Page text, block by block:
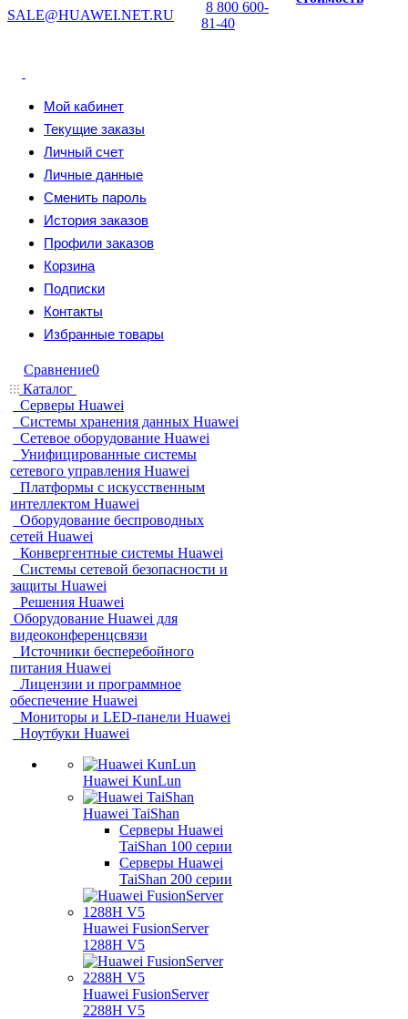
SALE@HUAWEI.NET.RU
8 800 600-
81-40
Мой кабинет
Текущие заказы
Личный счет
Личные данные
Сменить пароль
История заказов
Профили заказов
Корзина
Подписки
Контакты
Избранные товары
Сравнение0
Каталог
Серверы Huawei
Системы хранения данных Huawei
Сетевое оборудование Huawei
Унифицированные системы
сетевого управления Huawei
Платформы с искусственным
интеллектом Huawei
Оборудование беспроводных
сетей Huawei
Конвергентные системы Huawei
Системы сетевой безопасности и
защиты Huawei
Решения Huawei
Оборудование Huawei для
видеоконференцсвязи
Источники бесперебойного
питания Huawei
Лицензии и программное
обеспечение Huawei
Мониторы и LED-панели Huawei
Ноутбуки Huawei
Huawei KunLun
Huawei TaiShan
Серверы Huawei
TaiShan 100 серии
Серверы Huawei
TaiShan 200 серии
Huawei FusionServer
1288H V5
Huawei FusionServer
2288H V5